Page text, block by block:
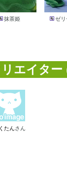
抹茶姫 ゼリ
エイター
たんさん